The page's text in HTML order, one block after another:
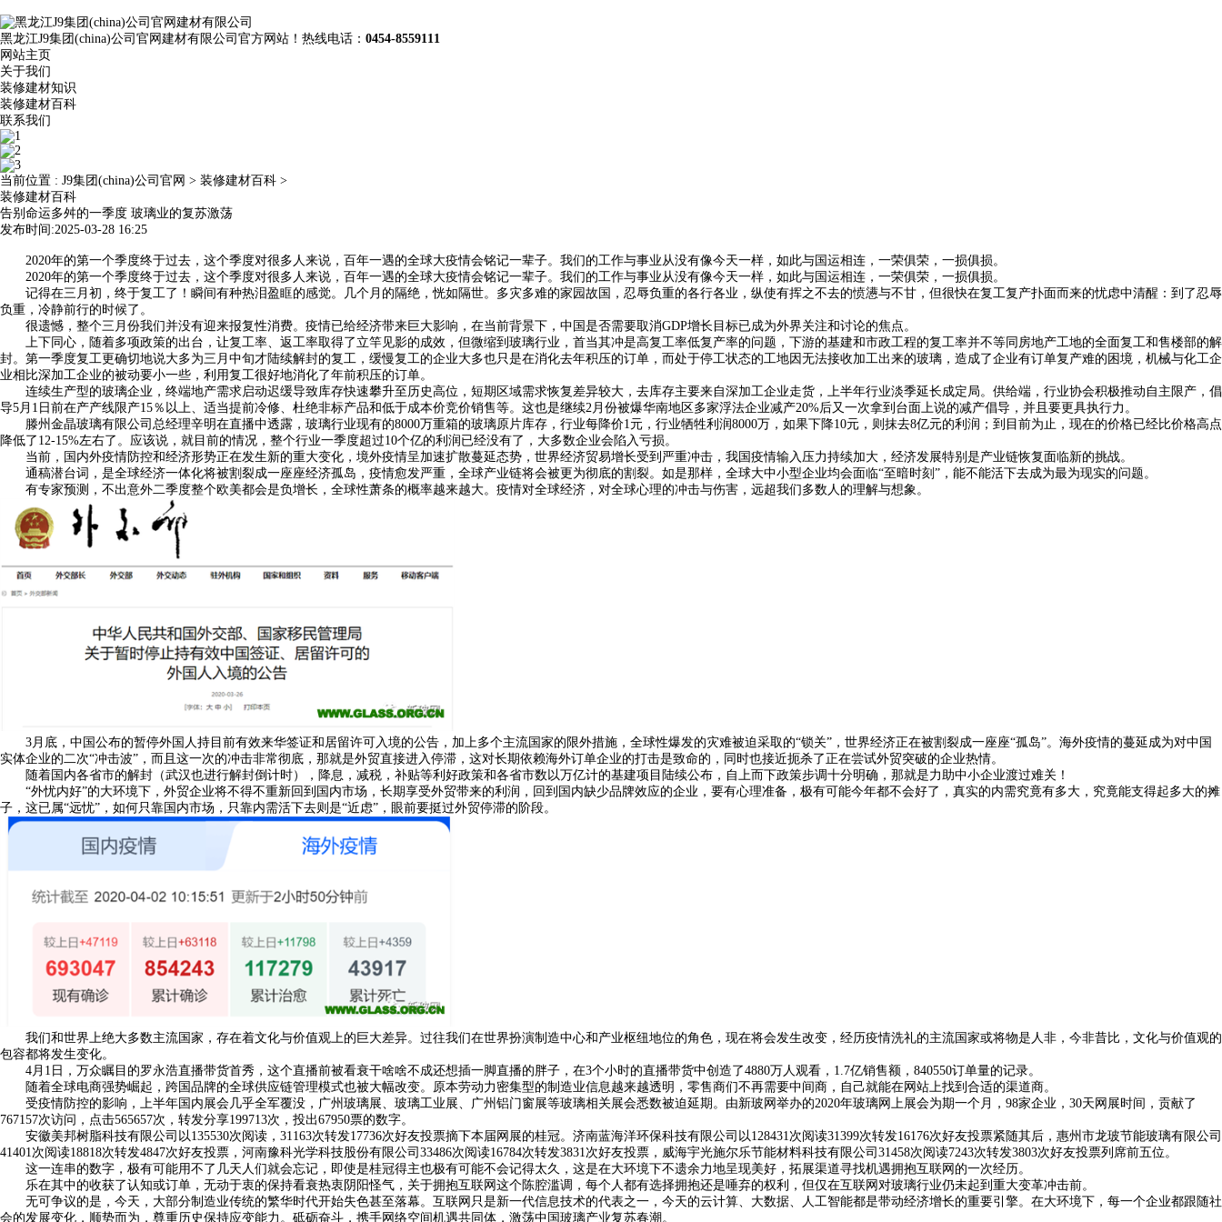
黑龙江J9集团(china)公司官网建材有限公司官方网站！热线电话： 0454-8559111
网站主页
关于我们
装修建材知识
装修建材百科
联系我们
当前位置 : J9集团(china)公司官网 > 装修建材百科 >
装修建材百科
告别命运多舛的一季度 玻璃业的复苏激荡
发布时间:2025-03-28 16:25
2020年的第一个季度终于过去，这个季度对很多人来说，百年一遇的全球大疫情会铭记一辈子。我们的工作与事业从没有像今天一样，如此与国运相连，一荣俱荣，一损俱损。
2020年的第一个季度终于过去，这个季度对很多人来说，百年一遇的全球大疫情会铭记一辈子。我们的工作与事业从没有像今天一样，如此与国运相连，一荣俱荣，一损俱损。
记得在三月初，终于复工了！瞬间有种热泪盈眶的感觉。几个月的隔绝，恍如隔世。多灾多难的家园故国，忍辱负重的各行各业，纵使有挥之不去的愤懑与不甘，但很快在复工复产扑面而来的忧虑中清醒：到了忍辱
负重，冷静前行的时候了。
很遗憾，整个三月份我们并没有迎来报复性消费。疫情已给经济带来巨大影响，在当前背景下，中国是否需要取消GDP增长目标已成为外界关注和讨论的焦点。
上下同心，随着多项政策的出台，让复工率、返工率取得了立竿见影的成效，但微缩到玻璃行业，首当其冲是高复工率低复产率的问题，下游的基建和市政工程的复工率并不等同房地产工地的全面复工和售楼部的解
封。第一季度复工更确切地说大多为三月中旬才陆续解封的复工，缓慢复工的企业大多也只是在消化去年积压的订单，而处于停工状态的工地因无法接收加工出来的玻璃，造成了企业有订单复产难的困境，机械与化工企
业相比深加工企业的被动要小一些，利用复工很好地消化了年前积压的订单。
连续生产型的玻璃企业，终端地产需求启动迟缓导致库存快速攀升至历史高位，短期区域需求恢复差异较大，去库存主要来自深加工企业走货，上半年行业淡季延长成定局。供给端，行业协会积极推动自主限产，倡
导5月1日前在产产线限产15％以上、适当提前冷修、杜绝非标产品和低于成本价竞价销售等。这也是继续2月份被爆华南地区多家浮法企业减产20%后又一次拿到台面上说的减产倡导，并且要更具执行力。
滕州金晶玻璃有限公司总经理辛明在直播中透露，玻璃行业现有的8000万重箱的玻璃原片库存，行业每降价1元，行业牺牲利润8000万，如果下降10元，则抹去8亿元的利润；到目前为止，现在的价格已经比价格高点
降低了12-15%左右了。应该说，就目前的情况，整个行业一季度超过10个亿的利润已经没有了，大多数企业会陷入亏损。
当前，国内外疫情防控和经济形势正在发生新的重大变化，境外疫情呈加速扩散蔓延态势，世界经济贸易增长受到严重冲击，我国疫情输入压力持续加大，经济发展特别是产业链恢复面临新的挑战。
通稿潜台词，是全球经济一体化将被割裂成一座座经济孤岛，疫情愈发严重，全球产业链将会被更为彻底的割裂。如是那样，全球大中小型企业均会面临“至暗时刻”，能不能活下去成为最为现实的问题。
有专家预测，不出意外二季度整个欧美都会是负增长，全球性萧条的概率越来越大。疫情对全球经济，对全球心理的冲击与伤害，远超我们多数人的理解与想象。
3月底，中国公布的暂停外国人持目前有效来华签证和居留许可入境的公告，加上多个主流国家的限外措施，全球性爆发的灾难被迫采取的“锁关”，世界经济正在被割裂成一座座“孤岛”。海外疫情的蔓延成为对中国
实体企业的二次“冲击波”，而且这一次的冲击非常彻底，那就是外贸直接进入停滞，这对长期依赖海外订单企业的打击是致命的，同时也接近扼杀了正在尝试外贸突破的企业热情。
随着国内各省市的解封（武汉也进行解封倒计时），降息，减税，补贴等利好政策和各省市数以万亿计的基建项目陆续公布，自上而下政策步调十分明确，那就是力助中小企业渡过难关！
“外忧内好”的大环境下，外贸企业将不得不重新回到国内市场，长期享受外贸带来的利润，回到国内缺少品牌效应的企业，要有心理准备，极有可能今年都不会好了，真实的内需究竟有多大，究竟能支得起多大的摊
子，这已属“远忧”，如何只靠国内市场，只靠内需活下去则是“近虑”，眼前要挺过外贸停滞的阶段。
我们和世界上绝大多数主流国家，存在着文化与价值观上的巨大差异。过往我们在世界扮演制造中心和产业枢纽地位的角色，现在将会发生改变，经历疫情洗礼的主流国家或将物是人非，今非昔比，文化与价值观的
包容都将发生变化。
4月1日，万众瞩目的罗永浩直播带货首秀，这个直播前被看衰干啥啥不成还想插一脚直播的胖子，在3个小时的直播带货中创造了4880万人观看，1.7亿销售额，840550订单量的记录。
随着全球电商强势崛起，跨国品牌的全球供应链管理模式也被大幅改变。原本劳动力密集型的制造业信息越来越透明，零售商们不再需要中间商，自己就能在网站上找到合适的渠道商。
受疫情防控的影响，上半年国内展会几乎全军覆没，广州玻璃展、玻璃工业展、广州铝门窗展等玻璃相关展会悉数被迫延期。由新玻网举办的2020年玻璃网上展会为期一个月，98家企业，30天网展时间，贡献了
767157次访问，点击565657次，转发分享199713次，投出67950票的数字。
安徽美邦树脂科技有限公司以135530次阅读，31163次转发17736次好友投票摘下本届网展的桂冠。济南蓝海洋环保科技有限公司以128431次阅读31399次转发16176次好友投票紧随其后，惠州市龙玻节能玻璃有限公司
41401次阅读18818次转发4847次好友投票，河南豫科光学科技股份有限公司33486次阅读16784次转发3831次好友投票，威海宇光施尔乐节能材料科技有限公司31458次阅读7243次转发3803次好友投票列席前五位。
这一连串的数字，极有可能用不了几天人们就会忘记，即使是桂冠得主也极有可能不会记得太久，这是在大环境下不遗余力地呈现美好，拓展渠道寻找机遇拥抱互联网的一次经历。
乐在其中的收获了认知或订单，无动于衷的保持看衰热衷阴阳怪气，关于拥抱互联网这个陈腔滥调，每个人都有选择拥抱还是唾弃的权利，但仅在互联网对玻璃行业仍未起到重大变革冲击前。
无可争议的是，今天，大部分制造业传统的繁华时代开始失色甚至落幕。互联网只是新一代信息技术的代表之一，今天的云计算、大数据、人工智能都是带动经济增长的重要引擎。在大环境下，每一个企业都跟随社
会的发展变化，顺势而为，尊重历史保持应变能力。砥砺奋斗，携手网络空间机遇共同体，激荡中国玻璃产业复苏春潮。